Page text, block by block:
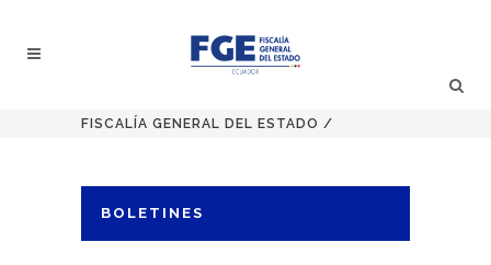
FISCALÍA GENERAL DEL ESTADO /
BOLETINES